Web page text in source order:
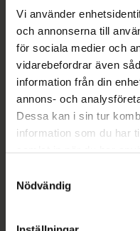
Vi använder
och annonserna till
för sociala medier och
vidarebefordrar även
information från din
annons- och
Dessa kan i sin tur
information som du har
samlat in när du har
återkalla ditt samtycke
cookieinställningar. Ett
lagligheten av
Nödvändig
Beskrivning
En ljusande kräm
kombinerar
både lång- och
gånger mer potent
under-ögonkräm
förbereda området
Jämförpris